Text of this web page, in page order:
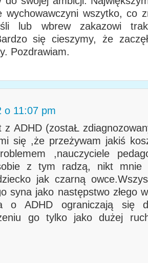
wszytko, co
lub wbrew zakazowi
się cieszymy, że
Pozdrawiam.
o 11:07 pm
ADHD (zostaŁ
się ,że przeżywam jakiś
,nauczyciele
z tym radzą, nikt mnie
jak czarną
syna jako następstwo złego
o ADHD ograniczają się
go tylko jako dużej